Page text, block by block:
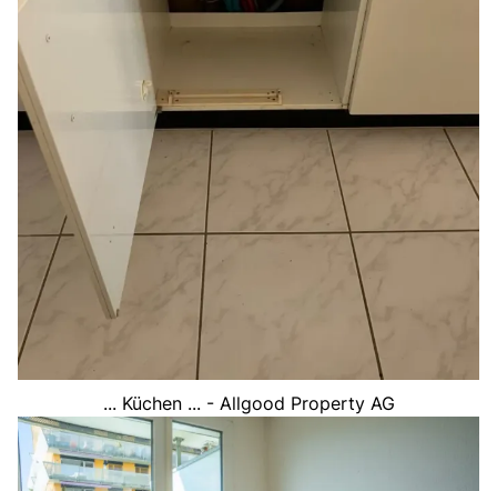
... Küchen ... - Allgood Property AG